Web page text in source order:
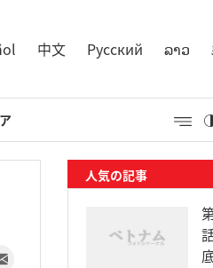
中文 Русский ລາວ
人気の記事